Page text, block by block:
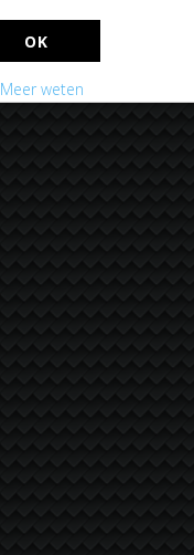
OK
Meer weten